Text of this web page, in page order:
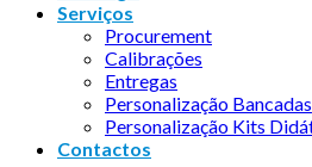
Serviços
Procurement
Calibrações
Entregas
Personalização Bancadas
Personalização Kits
Contactos